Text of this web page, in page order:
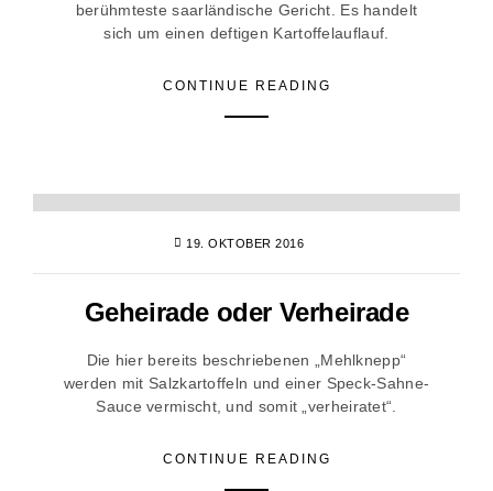
berühmteste saarländische Gericht. Es handelt
sich um einen deftigen Kartoffelauflauf.
CONTINUE READING
19. OKTOBER 2016
Geheirade oder Verheirade
Die hier bereits beschriebenen „Mehlknepp“
werden mit Salzkartoffeln und einer Speck-Sahne-
Sauce vermischt, und somit „verheiratet“.
CONTINUE READING